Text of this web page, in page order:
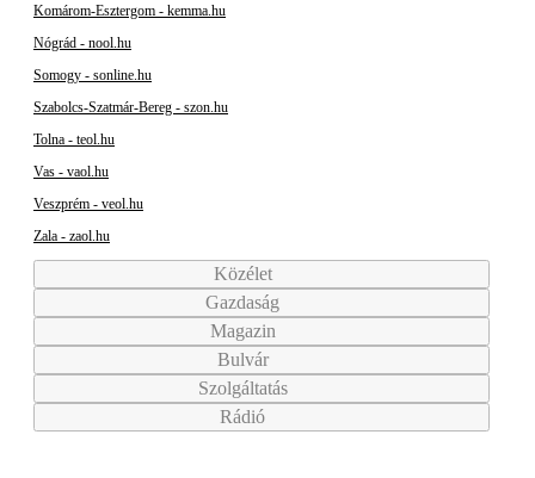
Komárom-Esztergom - kemma.hu
Nógrád - nool.hu
Somogy - sonline.hu
Szabolcs-Szatmár-Bereg - szon.hu
Tolna - teol.hu
Vas - vaol.hu
Veszprém - veol.hu
Zala - zaol.hu
Közélet
Gazdaság
Magazin
Bulvár
Szolgáltatás
Rádió